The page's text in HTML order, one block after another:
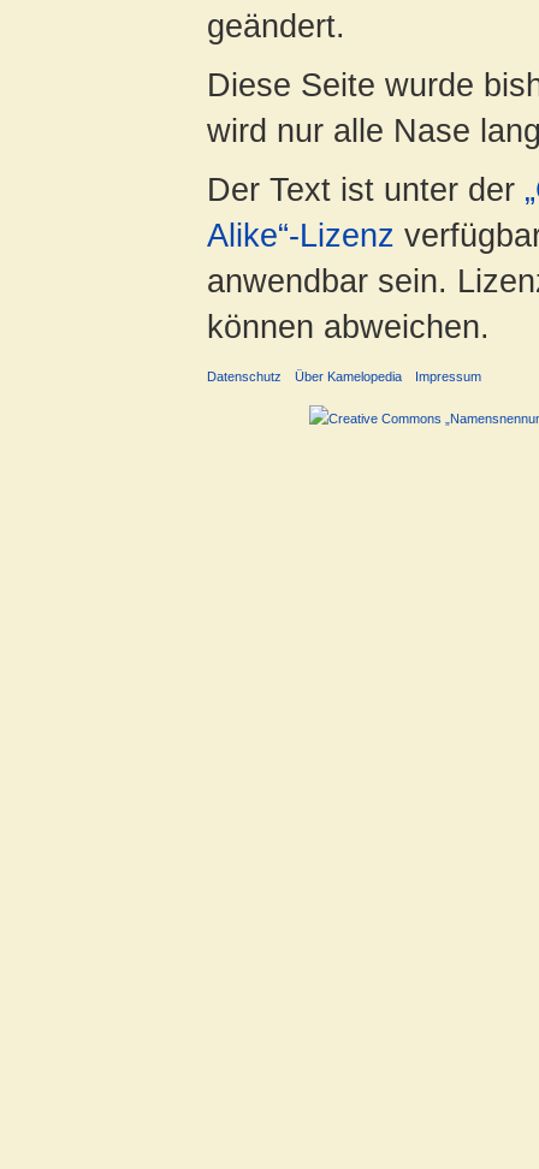
geändert.
Diese Seite wurde
wird nur alle Nase
Der Text ist unter der
Alike“-Lizenz
anwendbar sein.
können abweichen.
Datenschutz Über Kamelopedia Impressum